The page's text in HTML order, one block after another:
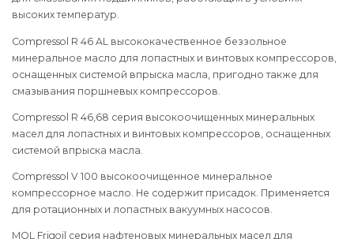
высоких температур.
Compressol R 46 AL высококачественное беззольное
минеральное масло для лопастных и винтовых компрессоров,
оснащенных системой впрыска масла, пригодно также для
смазывания поршневых компрессоров.
Compressol R 46,68 серия высокоочищенных минеральных
масел для лопастных и винтовых компрессоров, оснащенных
системой впрыска масла.
Compressol V 100 высокоочищенное минеральное
компрессорное масло. Не содержит присадок. Применяется
для ротационных и лопастных вакуумных насосов.
MOL Frigoil серия нафтеновых минеральных масел для